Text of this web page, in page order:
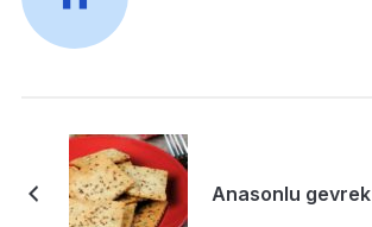
Anasonlu gevrek